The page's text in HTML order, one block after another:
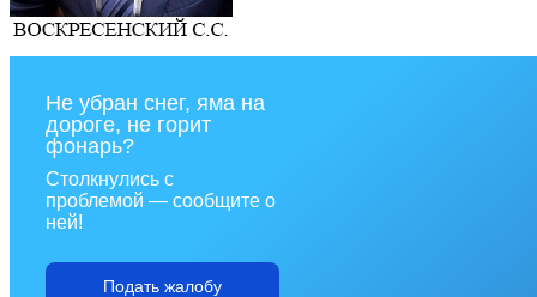
Не убран снег, яма на
дороге, не горит
фонарь?
Столкнулись с
проблемой — сообщите о
ней!
Подать жалобу